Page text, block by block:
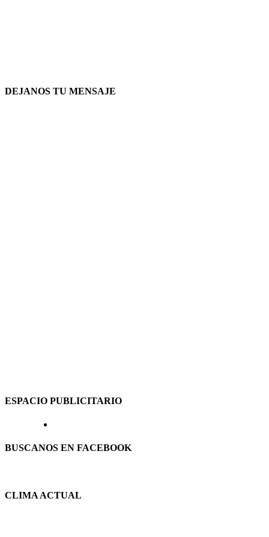
DEJANOS TU MENSAJE
ESPACIO PUBLICITARIO
BUSCANOS EN FACEBOOK
CLIMA ACTUAL